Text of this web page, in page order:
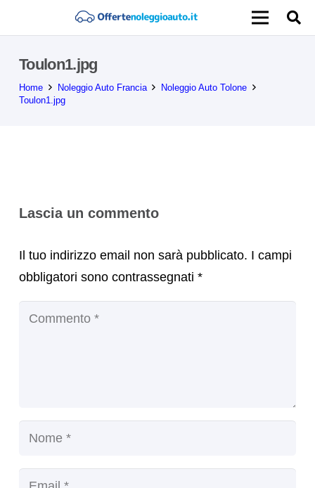
Toulon1.jpg
Home Noleggio Auto Francia
Noleggio Auto Tolone
Toulon1.jpg
Lascia un commento
Il tuo indirizzo email non sarà pubblicato. I campi
obbligatori sono contrassegnati *